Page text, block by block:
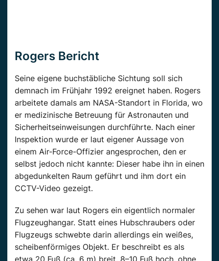
Rogers Bericht
Seine eigene buchstäbliche Sichtung soll sich
demnach im Frühjahr 1992 ereignet haben. Rogers
arbeitete damals am NASA-Standort in Florida, wo
er medizinische Betreuung für Astronauten und
Sicherheitseinweisungen durchführte. Nach einer
Inspektion wurde er laut eigener Aussage von
einem Air-Force-Offizier angesprochen, den er
selbst jedoch nicht kannte: Dieser habe ihn in einen
abgedunkelten Raum geführt und ihm dort ein
CCTV-Video gezeigt.
Zu sehen war laut Rogers ein eigentlich normaler
Flugzeughangar. Statt eines Hubschraubers oder
Flugzeugs schwebte darin allerdings ein weißes,
scheibenförmiges Objekt. Er beschreibt es als
etwa 20 Fuß (ca. 6 m) breit, 8–10 Fuß hoch, ohne